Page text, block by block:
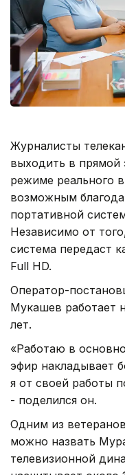
Журналисты
выходить в прямой
режиме реального
возможным
портативной
Независимо от
система передаст
Full HD.
Оператор-
Мукашев работает
лет.
«Работаю в
эфир накладывает
я от своей работы
- поделился он.
Одним из
можно назвать
телевизионной